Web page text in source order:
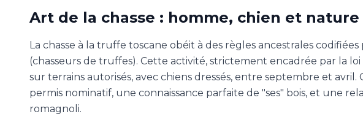
Art de la chasse : homme, chien et nature
La chasse à la truffe toscane obéit à des règles ancestrales
(chasseurs de truffes). Cette activité, strictement encadrée par la
sur terrains autorisés, avec chiens dressés, entre septembre et avril.
permis nominatif, une connaissance parfaite de "ses" bois, et une
romagnoli.